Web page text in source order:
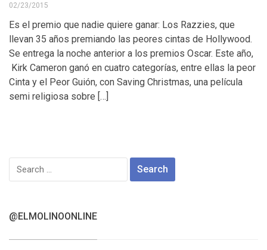
02/23/2015
Es el premio que nadie quiere ganar: Los Razzies, que
llevan 35 años premiando las peores cintas de Hollywood.
Se entrega la noche anterior a los premios Oscar. Este año,
Kirk Cameron ganó en cuatro categorías, entre ellas la peor
Cinta y el Peor Guión, con Saving Christmas, una película
semi religiosa sobre […]
Search
@ELMOLINOONLINE